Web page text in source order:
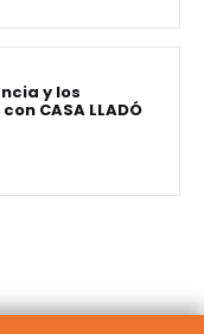
y los
CASA LLADÓ